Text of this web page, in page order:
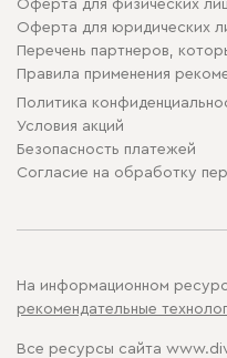
Оферта для физических лиц
Оферта для юридических
Перечень партнеров,
Правила применения
Политика
Условия акций
Безопасность платежей
Cогласие на обработку
На информационном
рекомендательные
Все ресурсы сайта